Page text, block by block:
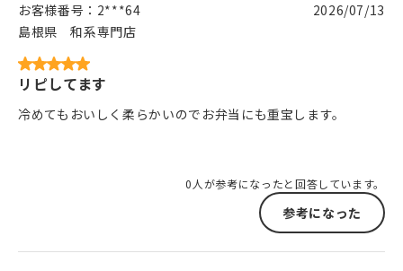
お客様番号： 2***64
島根県
和系専門店
2026/07/13
リピしてます
冷めてもおいしく柔らかいのでお弁当にも重宝します。
0人が参考になったと回答しています。
参考になった